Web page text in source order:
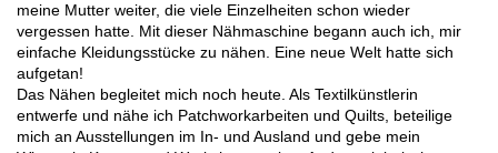
meine Mutter weiter, die viele Einzelheiten schon wieder
vergessen hatte. Mit dieser Nähmaschine begann auch ich, mir
einfache Kleidungsstücke zu nähen. Eine neue Welt hatte sich
aufgetan!
Das Nähen begleitet mich noch heute. Als Textilkünstlerin
entwerfe und nähe ich Patchworkarbeiten und Quilts, beteilige
mich an Ausstellungen im In- und Ausland und gebe mein